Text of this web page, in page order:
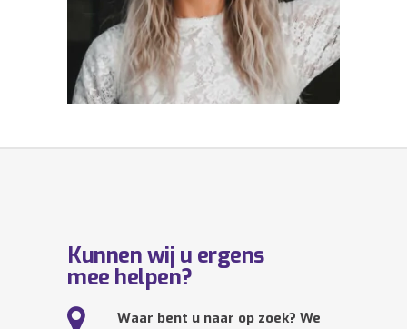
Kunnen wij u ergens
mee helpen?
Waar bent u naar op zoek? We